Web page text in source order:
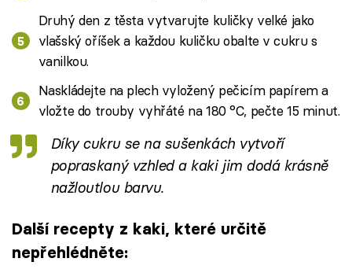
Druhý den z těsta vytvarujte kuličky velké jako
vlašský oříšek a každou kuličku obalte v cukru s
vanilkou.
Naskládejte na plech vyložený pečicím papírem a
vložte do trouby vyhřáté na 180 °C, pečte 15 minut.
Díky cukru se na sušenkách vytvoří
popraskaný vzhled a kaki jim dodá krásně
nažloutlou barvu.
Další recepty z kaki, které určitě
nepřehlédněte: